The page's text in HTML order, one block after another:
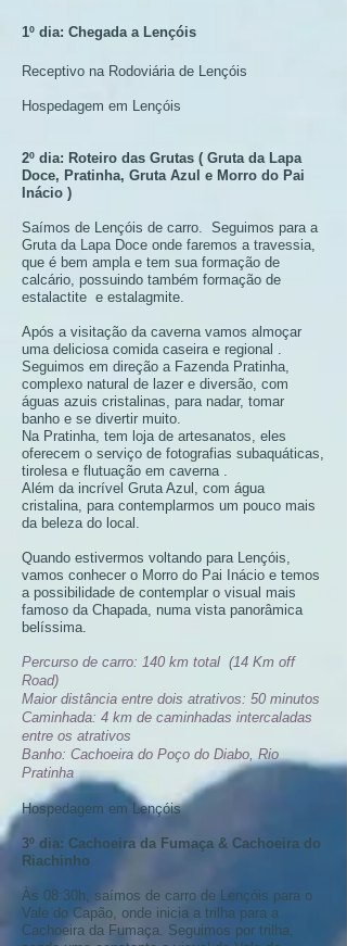
1º dia: Chegada a Lençóis
Receptivo na Rodoviária de Lençóis
Hospedagem em Lençóis
2º dia: Roteiro das Grutas ( Gruta da Lapa
Doce, Pratinha, Gruta Azul e Morro do Pai
Inácio )
Saímos de Lençóis de carro. Seguimos para a
Gruta da Lapa Doce onde faremos a travessia,
que é bem ampla e tem sua formação de
calcário, possuindo também formação de
estalactite e estalagmite.
Após a visitação da caverna vamos almoçar
uma deliciosa comida caseira e regional .
Seguimos em direção a Fazenda Pratinha,
complexo natural de lazer e diversão, com
águas azuis cristalinas, para nadar, tomar
banho e se divertir muito.
Na Pratinha, tem loja de artesanatos, eles
oferecem o serviço de fotografias subaquáticas,
tirolesa e flutuação em caverna .
Além da incrível Gruta Azul, com água
cristalina, para contemplarmos um pouco mais
da beleza do local.
Quando estivermos voltando para Lençóis,
vamos conhecer o Morro do Pai Inácio e temos
a possibilidade de contemplar o visual mais
famoso da Chapada, numa vista panorâmica
belíssima.
Percurso de carro: 140 km total (14 Km off
Road)
Maior distância entre dois atrativos: 50 minutos
Caminhada: 4 km de caminhadas intercaladas
entre os atrativos
Banho: Cachoeira do Poço do Diabo, Rio
Pratinha
Hospedagem em Lençóis
3º dia: Cachoeira da Fumaça & Cachoeira do
Riachinho
Às 08:30h, saímos de carro de Lençóis para o
Vale do Capão, onde inicia a trilha para a
Cachoeira da Fumaça. Seguimos por trilha,